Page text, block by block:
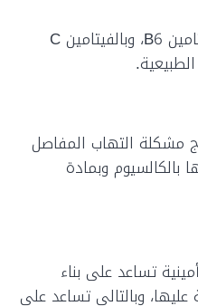
B6، وبالفيتامينC
مشكلة التهاب المفاصل
وبمادة
تساعد على بناء
وبالتالي تساعد على